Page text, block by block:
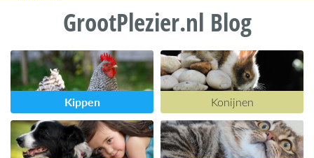
GrootPlezier.nl Blog
Kippen Konijnen